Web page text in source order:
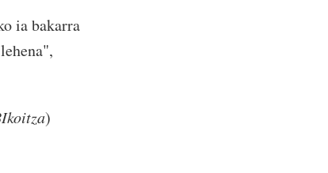
ia bakarra
)